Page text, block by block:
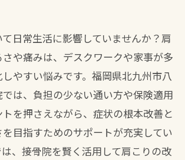
日常生活に影響していませんか？肩
や痛みは、デスクワークや家事が多
やすい悩みです。福岡県北九州市八
は、負担の少ない通い方や保険適用
を押さえながら、症状の根本改善と
目指すためのサポートが充実してい
、接骨院を賢く活用して肩こりの改